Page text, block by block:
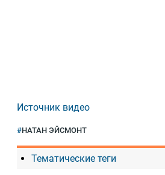
Источник видео
НАТАН ЭЙСМОНТ
Тематические теги